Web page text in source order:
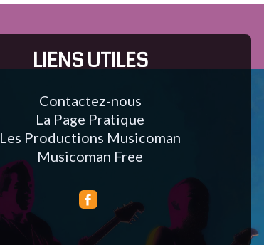
LIENS UTILES
Contactez-nous
La Page Pratique
Les Productions Musicoman
Musicoman Free